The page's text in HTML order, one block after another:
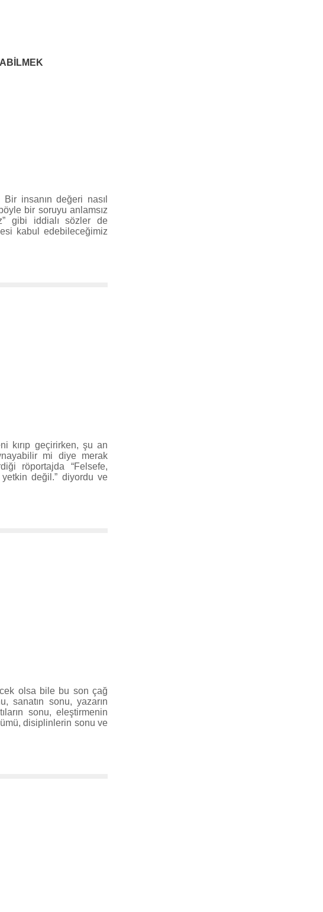
insanın değeri nasıl
bir soruyu anlamsız
gibi iddialı sözler de
kabul edebileceğimiz
kırıp geçirirken, şu an
mi diye merak
röportajda “Felsefe,
değil.” diyordu ve
olsa bile bu son çağ
sanatın sonu, yazarın
sonu, eleştirmenin
disiplinlerin sonu ve